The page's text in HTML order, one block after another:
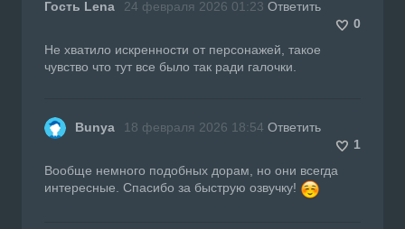
Гость Lena 24 февраля 2026 01:23 Ответить
0
Не хватило искренности от персонажей, такое
чувство что тут все было так ради галочки.
Bunya 18 февраля 2026 18:54 Ответить
1
Вообще немного подобных дорам, но они всегда
интересные. Спасибо за быструю озвучку!